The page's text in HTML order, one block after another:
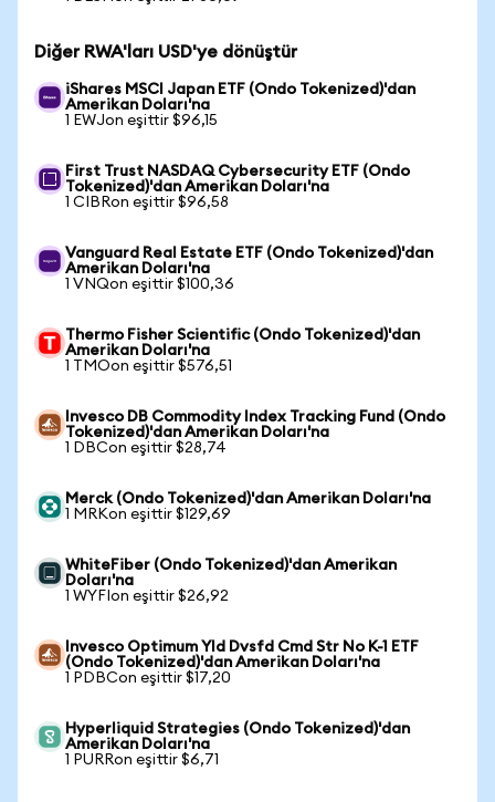
Diğer RWA'ları USD'ye dönüştür
iShares MSCI Japan ETF (Ondo Tokenized)'dan
Amerikan Doları'na
1 EWJon eşittir $96,15
First Trust NASDAQ Cybersecurity ETF (Ondo
Tokenized)'dan Amerikan Doları'na
1 CIBRon eşittir $96,58
Vanguard Real Estate ETF (Ondo Tokenized)'dan
Amerikan Doları'na
1 VNQon eşittir $100,36
Thermo Fisher Scientific (Ondo Tokenized)'dan
Amerikan Doları'na
1 TMOon eşittir $576,51
Invesco DB Commodity Index Tracking Fund (Ondo
Tokenized)'dan Amerikan Doları'na
1 DBCon eşittir $28,74
Merck (Ondo Tokenized)'dan Amerikan Doları'na
1 MRKon eşittir $129,69
WhiteFiber (Ondo Tokenized)'dan Amerikan
Doları'na
1 WYFIon eşittir $26,92
Invesco Optimum Yld Dvsfd Cmd Str No K-1 ETF
(Ondo Tokenized)'dan Amerikan Doları'na
1 PDBCon eşittir $17,20
Hyperliquid Strategies (Ondo Tokenized)'dan
Amerikan Doları'na
1 PURRon eşittir $6,71